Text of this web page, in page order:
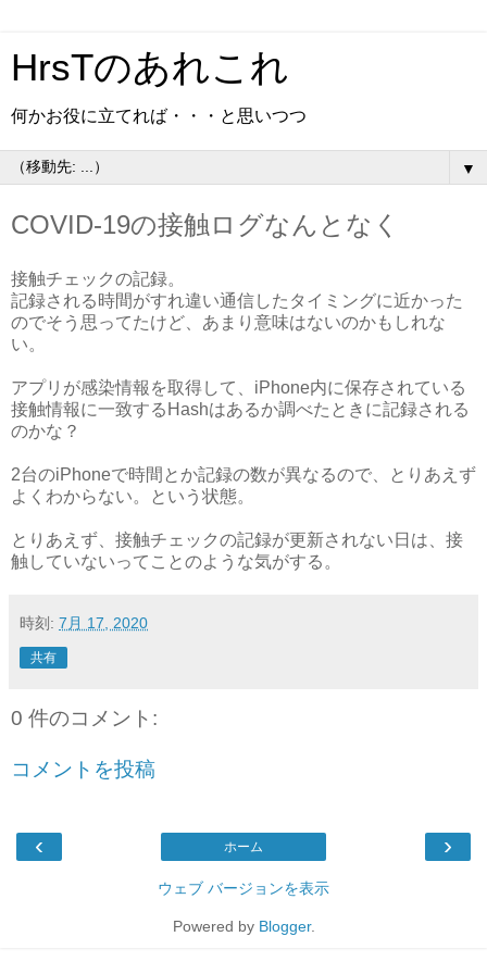
HrsTのあれこれ
何かお役に立てれば・・・と思いつつ
▼
COVID-19の接触ログなんとなく
接触チェックの記録。
記録される時間がすれ違い通信したタイミングに近かった
のでそう思ってたけど、あまり意味はないのかもしれな
い。
アプリが感染情報を取得して、iPhone内に保存されている
接触情報に一致するHashはあるか調べたときに記録される
のかな？
2台のiPhoneで時間とか記録の数が異なるので、とりあえず
よくわからない。という状態。
とりあえず、接触チェックの記録が更新されない日は、接
触していないってことのような気がする。
時刻: 7月 17, 2020
共有
0 件のコメント:
コメントを投稿
‹ ›
ホーム
ウェブ バージョンを表示
Powered by Blogger.